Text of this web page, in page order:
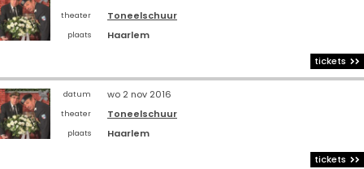
theater Toneelschuur
plaats
Haarlem
tickets
datum wo 2 nov 2016
theater Toneelschuur
plaats
Haarlem
tickets